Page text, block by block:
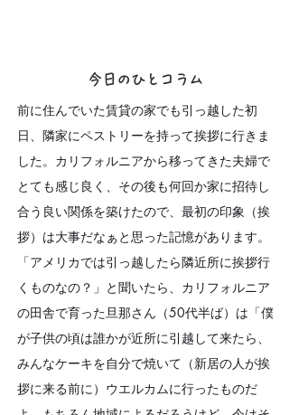
今日のひとコラム
前に住んでいた賃貸の家でも引っ越した初
日、隣家にペストリーを持って挨拶に行きま
した。カリフォルニアから移ってきた夫婦で
とても感じ良く、その後も何回か家に招待し
合う良い関係を築けたので、最初の印象（挨
拶）は大事だなぁと思った記憶があります。
「アメリカでは引っ越したら隣近所に挨拶行
くものなの？」と聞いたら、カリフォルニア
の田舎で育った旦那さん（50代半ば）は「僕
が子供の頃は誰かが近所に引越して来たら、
みんなケーキを自分で焼いて（新居の人が挨
拶に来る前に）ウエルカムに行ったものだ